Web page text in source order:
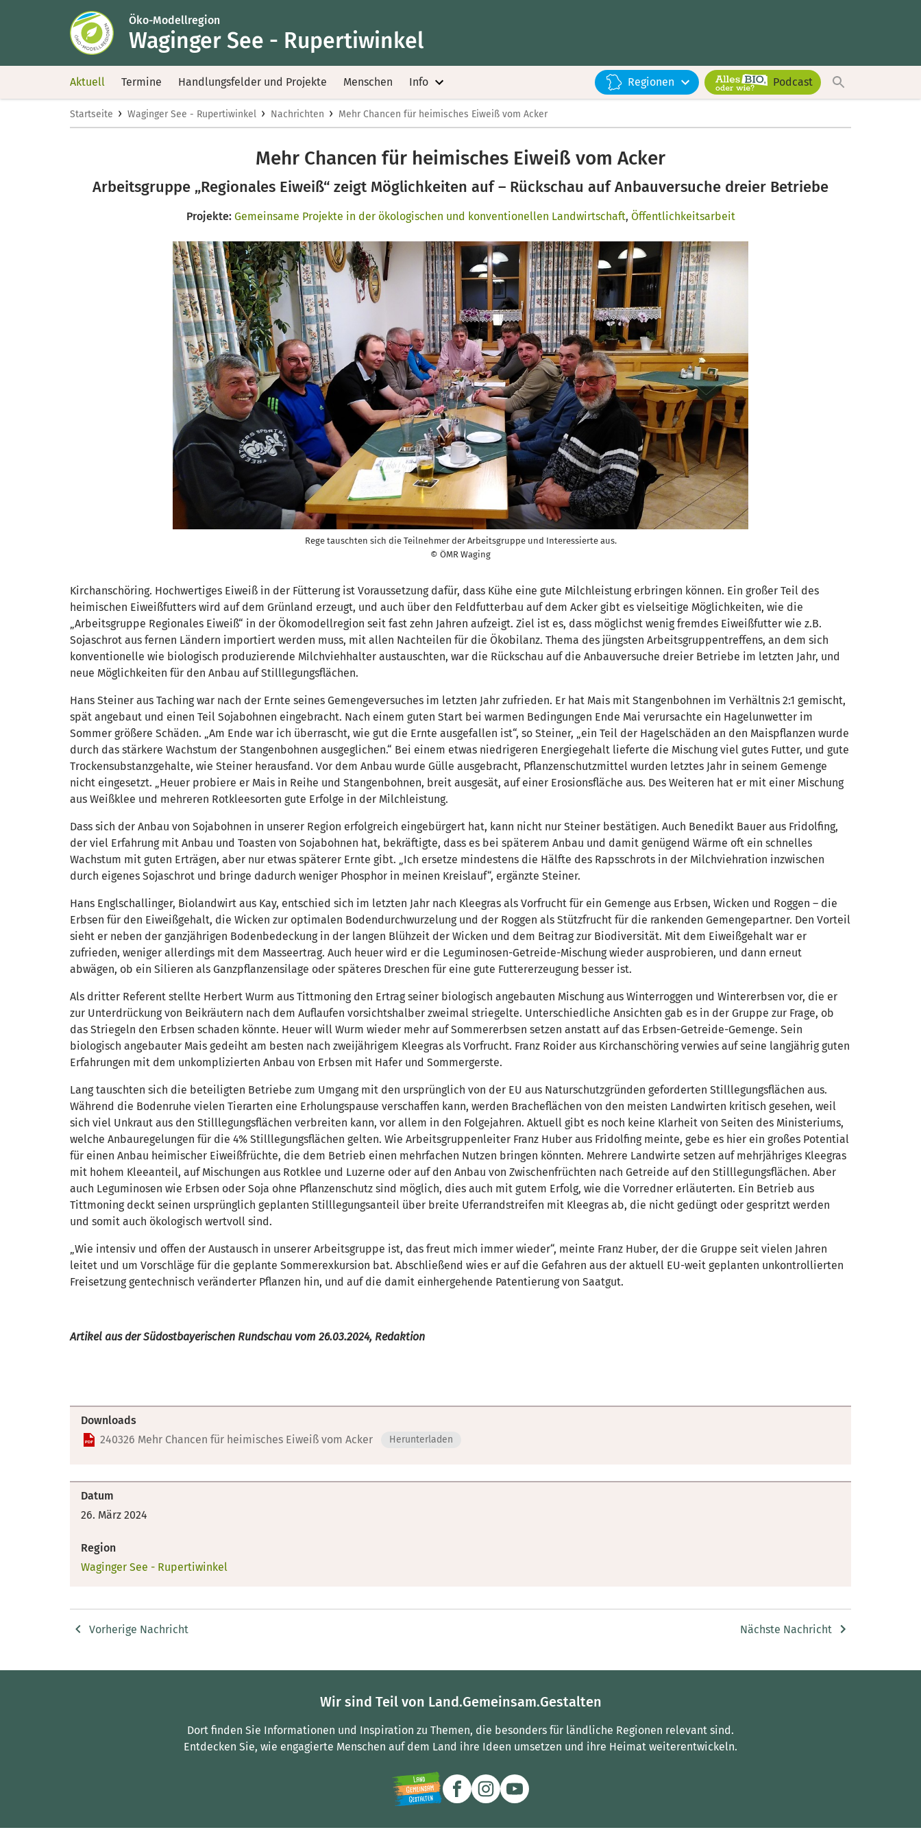
Öko-Modellregion
Waginger See - Rupertiwinkel
Aktuell Termine Handlungsfelder und Projekte Menschen Info Regionen Podcast
Startseite › Waginger See - Rupertiwinkel › Nachrichten › Mehr Chancen für heimisches Eiweiß vom Acker
Mehr Chancen für heimisches Eiweiß vom Acker
Arbeitsgruppe „Regionales Eiweiß“ zeigt Möglichkeiten auf – Rückschau auf Anbauversuche dreier Betriebe
Projekte: Gemeinsame Projekte in der ökologischen und konventionellen Landwirtschaft, Öffentlichkeitsarbeit
Rege tauschten sich die Teilnehmer der Arbeitsgruppe und Interessierte aus.
© ÖMR Waging
Kirchanschöring. Hochwertiges Eiweiß in der Fütterung ist Voraussetzung dafür, dass Kühe eine gute Milchleistung erbringen können. Ein großer Teil des
heimischen Eiweißfutters wird auf dem Grünland erzeugt, und auch über den Feldfutterbau auf dem Acker gibt es vielseitige Möglichkeiten, wie die
„Arbeitsgruppe Regionales Eiweiß“ in der Ökomodellregion seit fast zehn Jahren aufzeigt. Ziel ist es, dass möglichst wenig fremdes Eiweißfutter wie z.B.
Sojaschrot aus fernen Ländern importiert werden muss, mit allen Nachteilen für die Ökobilanz. Thema des jüngsten Arbeitsgruppentreffens, an dem sich
konventionelle wie biologisch produzierende Milchviehhalter austauschten, war die Rückschau auf die Anbauversuche dreier Betriebe im letzten Jahr, und
neue Möglichkeiten für den Anbau auf Stilllegungsflächen.
Hans Steiner aus Taching war nach der Ernte seines Gemengeversuches im letzten Jahr zufrieden. Er hat Mais mit Stangenbohnen im Verhältnis 2:1 gemischt,
spät angebaut und einen Teil Sojabohnen eingebracht. Nach einem guten Start bei warmen Bedingungen Ende Mai verursachte ein Hagelunwetter im
Sommer größere Schäden. „Am Ende war ich überrascht, wie gut die Ernte ausgefallen ist“, so Steiner, „ein Teil der Hagelschäden an den Maispflanzen wurde
durch das stärkere Wachstum der Stangenbohnen ausgeglichen.“ Bei einem etwas niedrigeren Energiegehalt lieferte die Mischung viel gutes Futter, und gute
Trockensubstanzgehalte, wie Steiner herausfand. Vor dem Anbau wurde Gülle ausgebracht, Pflanzenschutzmittel wurden letztes Jahr in seinem Gemenge
nicht eingesetzt. „Heuer probiere er Mais in Reihe und Stangenbohnen, breit ausgesät, auf einer Erosionsfläche aus. Des Weiteren hat er mit einer Mischung
aus Weißklee und mehreren Rotkleesorten gute Erfolge in der Milchleistung.
Dass sich der Anbau von Sojabohnen in unserer Region erfolgreich eingebürgert hat, kann nicht nur Steiner bestätigen. Auch Benedikt Bauer aus Fridolfing,
der viel Erfahrung mit Anbau und Toasten von Sojabohnen hat, bekräftigte, dass es bei späterem Anbau und damit genügend Wärme oft ein schnelles
Wachstum mit guten Erträgen, aber nur etwas späterer Ernte gibt. „Ich ersetze mindestens die Hälfte des Rapsschrots in der Milchviehration inzwischen
durch eigenes Sojaschrot und bringe dadurch weniger Phosphor in meinen Kreislauf“, ergänzte Steiner.
Hans Englschallinger, Biolandwirt aus Kay, entschied sich im letzten Jahr nach Kleegras als Vorfrucht für ein Gemenge aus Erbsen, Wicken und Roggen – die
Erbsen für den Eiweißgehalt, die Wicken zur optimalen Bodendurchwurzelung und der Roggen als Stützfrucht für die rankenden Gemengepartner. Den Vorteil
sieht er neben der ganzjährigen Bodenbedeckung in der langen Blühzeit der Wicken und dem Beitrag zur Biodiversität. Mit dem Eiweißgehalt war er
zufrieden, weniger allerdings mit dem Masseertrag. Auch heuer wird er die Leguminosen-Getreide-Mischung wieder ausprobieren, und dann erneut
abwägen, ob ein Silieren als Ganzpflanzensilage oder späteres Dreschen für eine gute Futtererzeugung besser ist.
Als dritter Referent stellte Herbert Wurm aus Tittmoning den Ertrag seiner biologisch angebauten Mischung aus Winterroggen und Wintererbsen vor, die er
zur Unterdrückung von Beikräutern nach dem Auflaufen vorsichtshalber zweimal striegelte. Unterschiedliche Ansichten gab es in der Gruppe zur Frage, ob
das Striegeln den Erbsen schaden könnte. Heuer will Wurm wieder mehr auf Sommererbsen setzen anstatt auf das Erbsen-Getreide-Gemenge. Sein
biologisch angebauter Mais gedeiht am besten nach zweijährigem Kleegras als Vorfrucht. Franz Roider aus Kirchanschöring verwies auf seine langjährig guten
Erfahrungen mit dem unkomplizierten Anbau von Erbsen mit Hafer und Sommergerste.
Lang tauschten sich die beteiligten Betriebe zum Umgang mit den ursprünglich von der EU aus Naturschutzgründen geforderten Stilllegungsflächen aus.
Während die Bodenruhe vielen Tierarten eine Erholungspause verschaffen kann, werden Bracheflächen von den meisten Landwirten kritisch gesehen, weil
sich viel Unkraut aus den Stilllegungsflächen verbreiten kann, vor allem in den Folgejahren. Aktuell gibt es noch keine Klarheit von Seiten des Ministeriums,
welche Anbauregelungen für die 4% Stilllegungsflächen gelten. Wie Arbeitsgruppenleiter Franz Huber aus Fridolfing meinte, gebe es hier ein großes Potential
für einen Anbau heimischer Eiweißfrüchte, die dem Betrieb einen mehrfachen Nutzen bringen könnten. Mehrere Landwirte setzen auf mehrjähriges Kleegras
mit hohem Kleeanteil, auf Mischungen aus Rotklee und Luzerne oder auf den Anbau von Zwischenfrüchten nach Getreide auf den Stilllegungsflächen. Aber
auch Leguminosen wie Erbsen oder Soja ohne Pflanzenschutz sind möglich, dies auch mit gutem Erfolg, wie die Vorredner erläuterten. Ein Betrieb aus
Tittmoning deckt seinen ursprünglich geplanten Stilllegungsanteil über breite Uferrandstreifen mit Kleegras ab, die nicht gedüngt oder gespritzt werden
und somit auch ökologisch wertvoll sind.
„Wie intensiv und offen der Austausch in unserer Arbeitsgruppe ist, das freut mich immer wieder“, meinte Franz Huber, der die Gruppe seit vielen Jahren
leitet und um Vorschläge für die geplante Sommerexkursion bat. Abschließend wies er auf die Gefahren aus der aktuell EU-weit geplanten unkontrollierten
Freisetzung gentechnisch veränderter Pflanzen hin, und auf die damit einhergehende Patentierung von Saatgut.
Artikel aus der Südostbayerischen Rundschau vom 26.03.2024, Redaktion
Downloads
240326 Mehr Chancen für heimisches Eiweiß vom Acker
Herunterladen
Datum
26. März 2024
Region
Waginger See - Rupertiwinkel
Vorherige Nachricht Nächste Nachricht
Wir sind Teil von Land.Gemeinsam.Gestalten
Dort finden Sie Informationen und Inspiration zu Themen, die besonders für ländliche Regionen relevant sind.
Entdecken Sie, wie engagierte Menschen auf dem Land ihre Ideen umsetzen und ihre Heimat weiterentwickeln.